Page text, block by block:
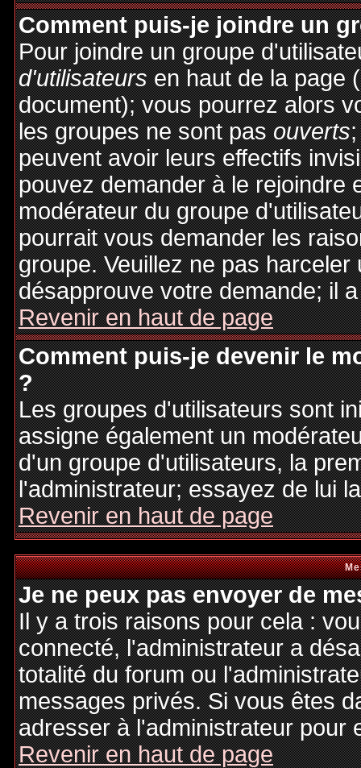
Comment puis-je joindre un
Pour joindre un groupe
d'utilisateursen haut de la page
document); vous pourrez alors
les groupes ne sont pasouverts
peuvent avoir leurs effectifs
pouvez demander à le rejoindre
modérateur du groupe
pourrait vous demander les
groupe. Veuillez ne pas
désapprouve votre demande; il
Revenir en haut de page
Comment puis-je devenir le
?
Les groupes d'utilisateurs sont
assigne également un
d'un groupe d'utilisateurs, la
l'administrateur; essayez de lui
Revenir en haut de page
Je ne peux pas envoyer de
Il y a trois raisons pour cela :
connecté, l'administrateur a
totalité du forum ou
messages privés. Si vous êtes
adresser à l'administrateur pour
Revenir en haut de page